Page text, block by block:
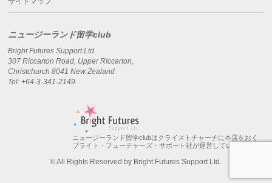
ニュージーランド留学club
Bright Futures Support Ltd.
307 Riccarton Road, Upper Riccarton,
Christchurch 8041 New Zealand
Tel: +64-3-341-2149
ニュージーランド留学clubはクライストチャーチに本店をおく
ブライト・フューチャーズ・サポート社が運営しています。
© All Rights Reserved by Bright Futures Support Ltd.